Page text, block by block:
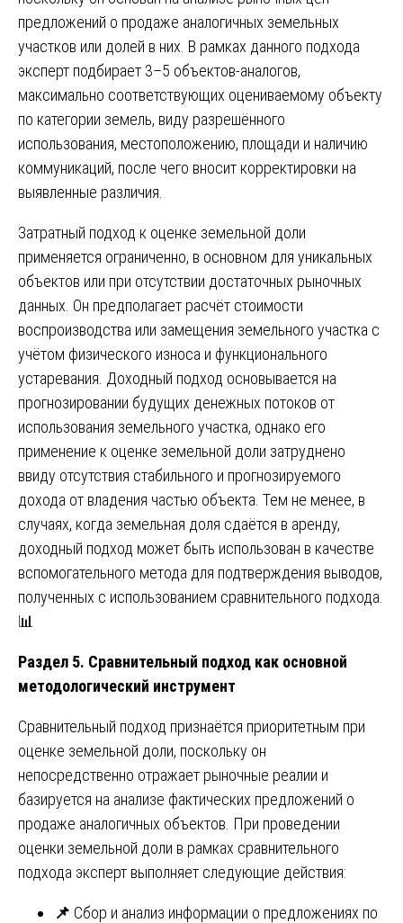
предложений о продаже аналогичных земельных
участков или долей в них. В рамках данного подхода
эксперт подбирает 3–5 объектов-аналогов,
максимально соответствующих оцениваемому объекту
по категории земель, виду разрешённого
использования, местоположению, площади и наличию
коммуникаций, после чего вносит корректировки на
выявленные различия.
Затратный подход к оценке земельной доли
применяется ограниченно, в основном для уникальных
объектов или при отсутствии достаточных рыночных
данных. Он предполагает расчёт стоимости
воспроизводства или замещения земельного участка с
учётом физического износа и функционального
устаревания. Доходный подход основывается на
прогнозировании будущих денежных потоков от
использования земельного участка, однако его
применение к оценке земельной доли затруднено
ввиду отсутствия стабильного и прогнозируемого
дохода от владения частью объекта. Тем не менее, в
случаях, когда земельная доля сдаётся в аренду,
доходный подход может быть использован в качестве
вспомогательного метода для подтверждения выводов,
полученных с использованием сравнительного подхода.
📊
Раздел 5. Сравнительный подход как основной
методологический инструмент
Сравнительный подход признаётся приоритетным при
оценке земельной доли, поскольку он
непосредственно отражает рыночные реалии и
базируется на анализе фактических предложений о
продаже аналогичных объектов. При проведении
оценки земельной доли в рамках сравнительного
подхода эксперт выполняет следующие действия:
📌 Сбор и анализ информации о предложениях по